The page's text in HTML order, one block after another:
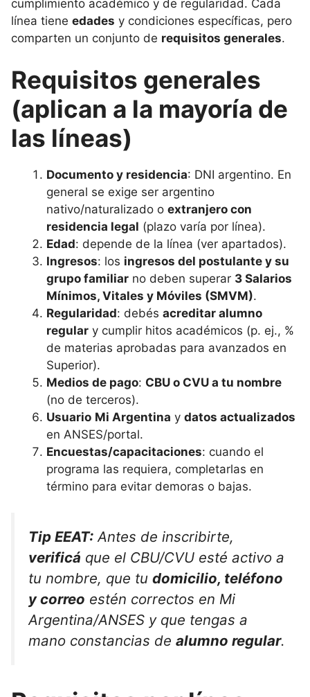
cumplimiento académico y de regularidad. Cada
línea tiene edades y condiciones específicas, pero
comparten un conjunto de requisitos generales.
Requisitos generales
(aplican a la mayoría de
las líneas)
Documento y residencia: DNI argentino. En
general se exige ser argentino
nativo/naturalizado o extranjero con
residencia legal (plazo varía por línea).
Edad: depende de la línea (ver apartados).
Ingresos: los ingresos del postulante y su
grupo familiar no deben superar 3 Salarios
Mínimos, Vitales y Móviles (SMVM).
Regularidad: debés acreditar alumno
regular y cumplir hitos académicos (p. ej., %
de materias aprobadas para avanzados en
Superior).
Medios de pago: CBU o CVU a tu nombre
(no de terceros).
Usuario Mi Argentina y datos actualizados
en ANSES/portal.
Encuestas/capacitaciones: cuando el
programa las requiera, completarlas en
término para evitar demoras o bajas.
Tip EEAT: Antes de inscribirte,
verificá que el CBU/CVU esté activo a
tu nombre, que tu domicilio, teléfono
y correo estén correctos en Mi
Argentina/ANSES y que tengas a
mano constancias de alumno regular.